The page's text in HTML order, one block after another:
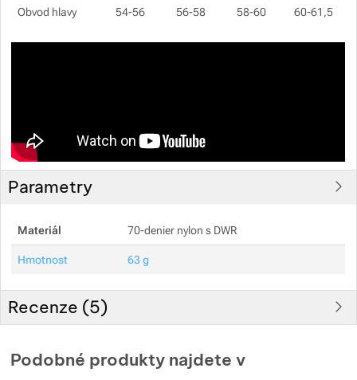
Obvod hlavy 54-56 56-58 58-60 60-61,5
Parametry
Materiál 70-denier nylon s DWR
Hmotnost 63 g
Recenze (5)
Podobné produkty najdete v